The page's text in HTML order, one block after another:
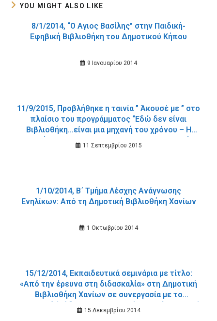
YOU MIGHT ALSO LIKE
8/1/2014, “Ο Αγιος Βασίλης” στην Παιδική-
Εφηβική Βιβλιοθήκη του Δημοτικού Κήπου
9 Ιανουαρίου 2014
11/9/2015, Προβλήθηκε η ταινία ” Άκουσέ με ” στο
πλαίσιο του προγράμματος “Εδώ δεν είναι
Βιβλιοθήκη…είναι μια μηχανή του χρόνου – Η
εποχή του κινηματογράφου” της Καλοκαιρινής
Εκστρατείας 2015 της Δημοτικής Βιβλιοθήκης
11 Σεπτεμβρίου 2015
1/10/2014, B΄ Τμήμα Λέσχης Ανάγνωσης
Ενηλίκων: Από τη Δημοτική Βιβλιοθήκη Χανίων
1 Οκτωβρίου 2014
15/12/2014, Εκπαιδευτικά σεμινάρια με τίτλο:
«Από την έρευνα στη διδασκαλία» στη Δημοτική
Βιβλιοθήκη Χανίων σε συνεργασία με το
Κοινωφελές Ίδρυμα Κοινωνικού και Πολιτιστικού
Έργου (Κ.Ι.Κ.Π.Ε.) και το Future Library.
15 Δεκεμβρίου 2014